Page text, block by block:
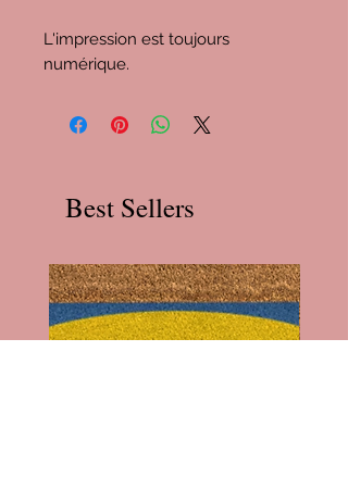
L'impression est toujours
numérique.
Best Sellers